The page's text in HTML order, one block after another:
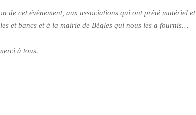
de cet évènement, aux associations qui ont prêté matériel et
et bancs et à la mairie de Bègles qui nous les a fournis…
à tous.